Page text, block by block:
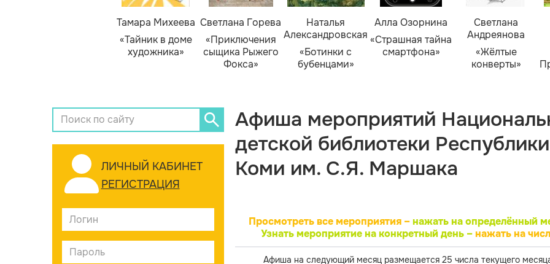
Тамара Михеева
«Тайник в доме
художника»
Светлана Горева
«Приключения
сыщика Рыжего
Фокса»
Наталья
Александровская
«Ботинки с
бубенцами»
Алла Озорнина
«Страшная тайна
смартфона»
Светлана
Андреянова
«Жёлтые
конверты»
ЛИЧНЫЙ КАБИНЕТ
РЕГИСТРАЦИЯ
Афиша мероприятий
детской библиотеки Республики
Коми им. С.Я. Маршака
Просмотреть все мероприятия – нажать на определённый
Узнать мероприятие на конкретный день –нажать на
Афиша на следующий месяц размещается 25 числа текущего